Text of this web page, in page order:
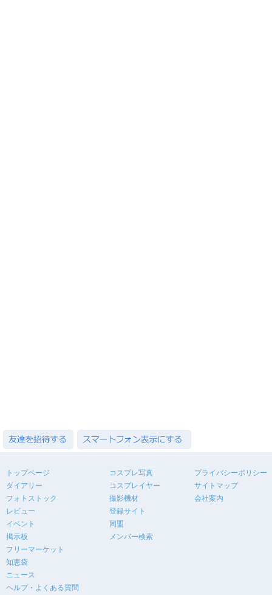
トップページ
ダイアリー
フォトストック
レビュー
イベント
掲示板
フリーマーケット
知恵袋
ニュース
ヘルプ・よくある質問
コスプレ写真
コスプレイヤー
撮影機材
登録サイト
同盟
メンバー検索
プライバシーポリシー
サイトマップ
会社案内